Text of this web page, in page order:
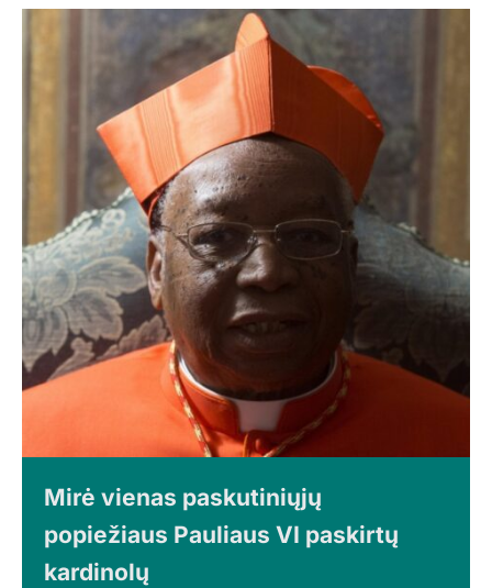
Mirė vienas paskutiniųjų
popiežiaus Pauliaus VI paskirtų
kardinolų